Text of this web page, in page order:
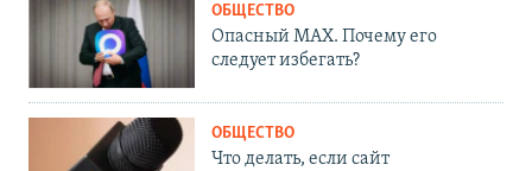
ОБЩЕСТВО
Опасный MAX. Почему его
следует избегать?
ОБЩЕСТВО
Что делать, если сайт